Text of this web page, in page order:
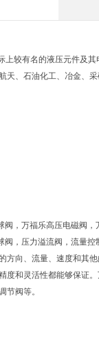
较有名的液压元件及
、石油化工、冶金、
，万福乐高压电磁阀
，压力溢流阀，流量控
向、流量、速度和其
和灵活性都能够保证
节阀等。